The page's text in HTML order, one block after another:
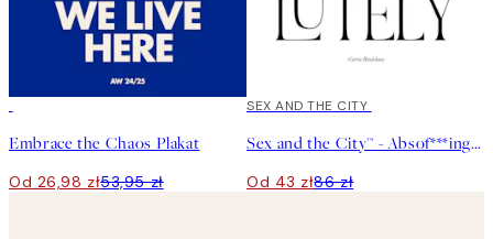
Embrace the Chaos Plakat
Od 26,98 zł53,95 zł
50%*
SEX AND THE CITY
Sex and the City™ - Absof***inglutely Plakat
Od 43 zł86 zł